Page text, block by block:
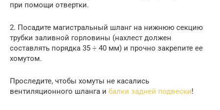
при помощи отвертки.
2. Посадите магистральный шланг на нижнюю секцию
трубки заливной горловины (нахлест должен
составлять порядка 35 ÷ 40 мм) и прочно закрепите ее
хомутом.
Проследите, чтобы хомуты не касались
вентиляционного шланга и балки задней подвески!